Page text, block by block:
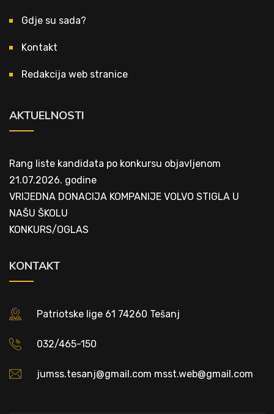
Gdje su sada?
Kontakt
Redakcija web stranice
AKTUELNOSTI
Rang liste kandidata po konkursu objavljenom
21.07.2026. godine
VRIJEDNA DONACIJA KOMPANIJE VOLVO STIGLA U
NAŠU ŠKOLU
KONKURS/OGLAS
KONTAKT
Patriotske lige 61 74260 Tešanj
032/465-150
jumss.tesanj@gmail.com msst.web@gmail.com